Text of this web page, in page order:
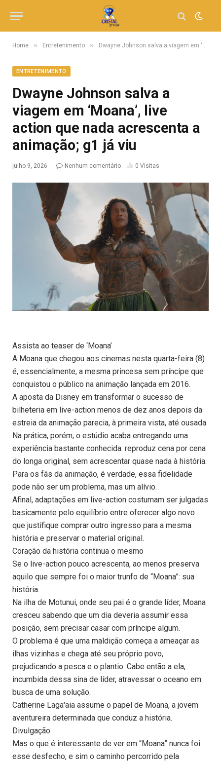
Home » Entretenimento » Dwayne Johnson salva a viagem em ‘Moana’, live action que nada acrescenta a animação; g1 já viu
ENTRETENIMENTO
Dwayne Johnson salva a
viagem em ‘Moana’, live
action que nada acrescenta a
animação; g1 já viu
julho 9, 2026 Nenhum comentário 0 Visitas
Assista ao teaser de ‘Moana’
A Moana que chegou aos cinemas nesta quarta-feira (8)
é, essencialmente, a mesma princesa sem príncipe que
conquistou o público na animação lançada em 2016.
A aposta da Disney em transformar o sucesso de
bilheteria em live-action menos de dez anos depois da
estreia da animação parecia, à primeira vista, até ousada.
Na prática, porém, o estúdio acaba entregando uma
experiência bastante conhecida: reproduz cena por cena
do longa original, sem acrescentar quase nada à história.
Para os fãs da animação, é verdade, essa fidelidade
pode não ser um problema, mas um alívio.
Afinal, adaptações em live-action costumam ser julgadas
basicamente pelo equilíbrio entre oferecer algo novo
que justifique comprar outro ingresso para a mesma
história e preservar o material original.
Coração da história continua o mesmo
Se o live-action pouco acrescenta, ao menos preserva
aquilo que sempre foi o maior trunfo de “Moana”: sua
história.
Na ilha de Motunui, onde seu pai é o grande líder, Moana
cresceu sabendo que um dia deveria assumir essa
posição, sem precisar casar com príncipe algum.
O problema é que uma maldição começa a ameaçar as
ilhas vizinhas e chega até seu próprio povo,
prejudicando a pesca e o plantio. Cabe então a ela,
incumbida dessa sina de líder, atravessar o oceano em
busca de uma solução.
Catherine Lagaʻaia assume o papel de Moana, a jovem
aventureira determinada que conduz a história.
Divulgação
Mas o que é interessante de ver em “Moana” nunca foi
esse desfecho, e sim o caminho percorrido pela